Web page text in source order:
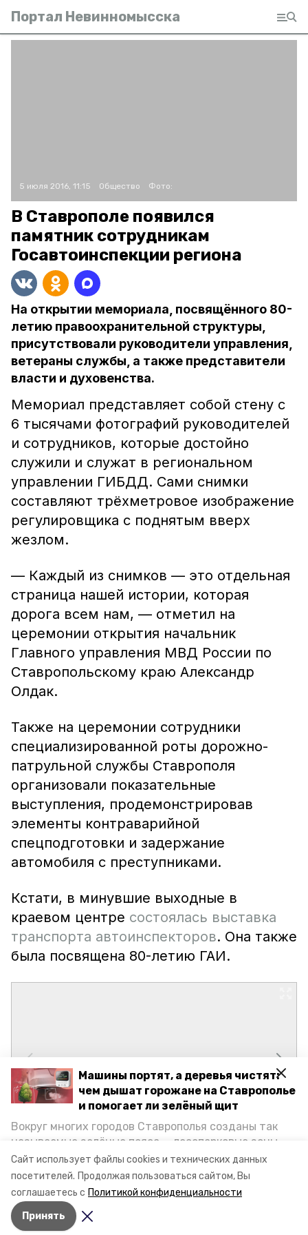
Сайт использует файлы cookies и технических данных
посетителей. Продолжая пользоваться сайтом, Вы
соглашаетесь с Политикой конфиденциальности
Принять
Машины портят, а деревья чистят:
чем дышат горожане на Ставрополье
и помогает ли зелёный щит
Вокруг многих городов Ставрополья созданы так
называемые зелёные пояса — лесопарковые зоны,
снижающие негативное воздействие выхлопных
газов на атмосферу. Справляются ли они с
постоянно растущим потоком автотранспорта и
каким воздухом дышат жители края, узнала
корреспондент «Победы26».
Портал Невинномысска
5 июля 2016, 11:15 Общество Фото:
В Ставрополе появился
памятник сотрудникам
Госавтоинспекции региона
На открытии мемориала, посвящённого 80-
летию правоохранительной структуры,
присутствовали руководители управления,
ветераны службы, а также представители
власти и духовенства.
Мемориал представляет собой стену с
6 тысячами фотографий руководителей
и сотрудников, которые достойно
служили и служат в региональном
управлении ГИБДД. Сами снимки
составляют трёхметровое изображение
регулировщика с поднятым вверх
жезлом.
— Каждый из снимков — это отдельная
страница нашей истории, которая
дорога всем нам, — отметил на
церемонии открытия начальник
Главного управления МВД России по
Ставропольскому краю Александр
Олдак.
Также на церемонии сотрудники
специализированной роты дорожно-
патрульной службы Ставрополя
организовали показательные
выступления, продемонстрировав
элементы контраварийной
спецподготовки и задержание
автомобиля с преступниками.
Кстати, в минувшие выходные в
краевом центре состоялась выставка
транспорта автоинспекторов. Она также
была посвящена 80-летию ГАИ.
Авторы: Елена Татаринова